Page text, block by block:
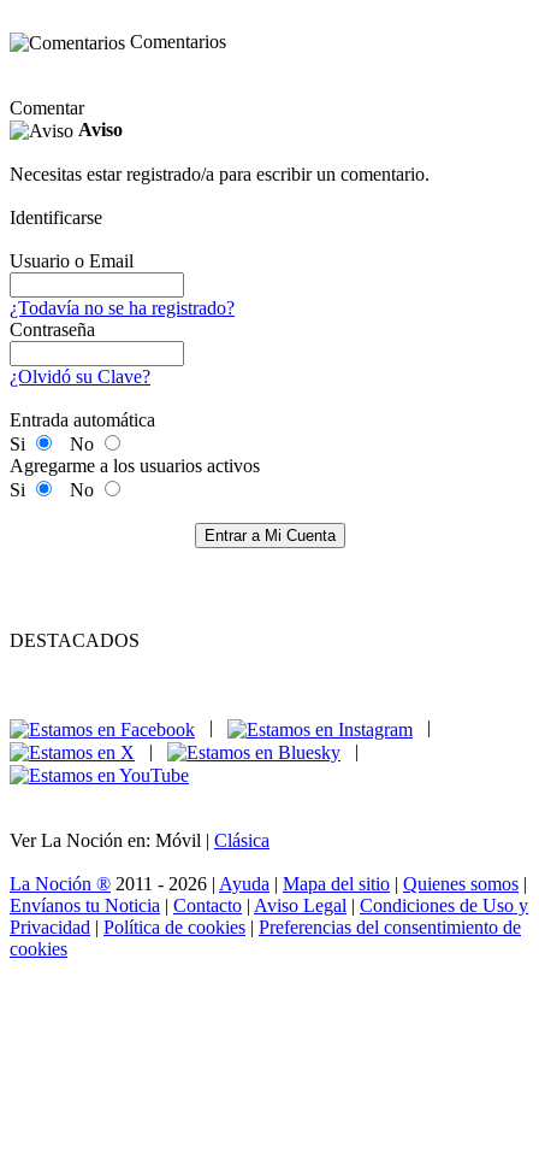
Comentarios
Comentar
Aviso
Necesitas estar registrado/a para escribir un comentario.
Identificarse
Usuario o Email
¿Todavía no se ha registrado?
Contraseña
¿Olvidó su Clave?
Entrada automática
Si
No
Agregarme a los usuarios activos
Si
No
Entrar a Mi Cuenta
DESTACADOS
|
|
Ver La Noción en: Móvil | Clásica
La Noción ® 2011 - 2026 | Ayuda | Mapa del sitio | Quienes somos |
Envíanos tu Noticia | Contacto | Aviso Legal | Condiciones de Uso y
Privacidad | Política de cookies | Preferencias del consentimiento de
cookies